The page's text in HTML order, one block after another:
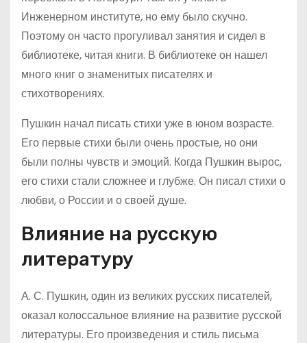
Инженерном институте, но ему было скучно.
Поэтому он часто прогуливал занятия и сидел в
библиотеке, читая книги. В библиотеке он нашел
много книг о знаменитых писателях и
стихотворениях.
Пушкин начал писать стихи уже в юном возрасте.
Его первые стихи были очень простые, но они
были полны чувств и эмоций. Когда Пушкин вырос,
его стихи стали сложнее и глубже. Он писал стихи о
любви, о России и о своей душе.
Влияние на русскую
литературу
А. С. Пушкин, один из великих русских писателей,
оказал колоссальное влияние на развитие русской
литературы. Его произведения и стиль письма